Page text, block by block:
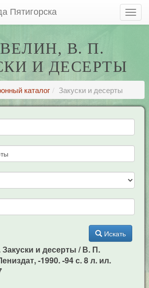
Пятигорска
В. П.
И ДЕСЕРТЫ
каталог Закуски и десерты
Искать
и десерты / В. П.
-1990. -94 с. 8 л. ил.